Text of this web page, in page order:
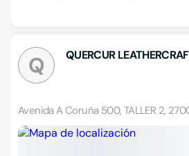
Q QUERCUR
Avenida A Coruña 500, TALLER 2,